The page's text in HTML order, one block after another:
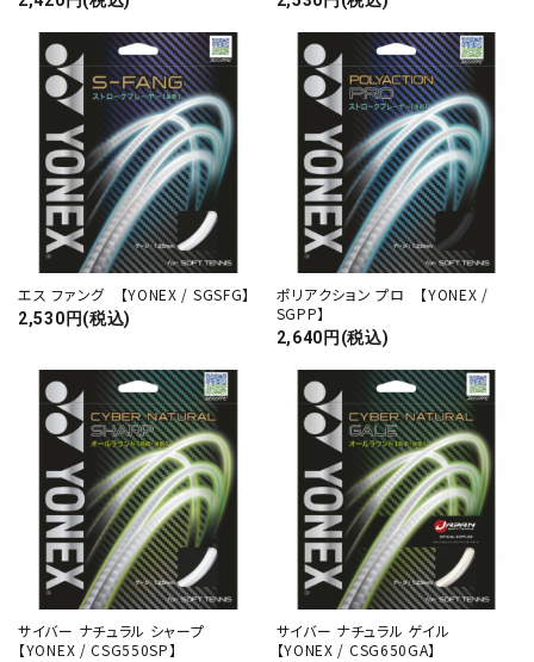
エス ファング 【YONEX / SGSFG】
2,530円(税込)
ポリアクション プロ 【YONEX /
SGPP】
2,640円(税込)
サイバー ナチュラル シャープ
【YONEX / CSG550SP】
サイバー ナチュラル ゲイル
【YONEX / CSG650GA】
キーワード
カテゴリー
検索する
close